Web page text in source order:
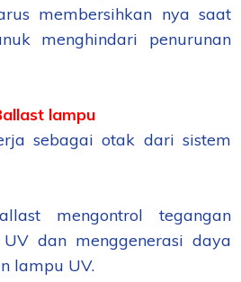
membersihkan nya saat
menghindari penurunan
lampu
sebagai otak dari sistem
mengontrol tegangan
dan menggenerasi daya
lampu UV.